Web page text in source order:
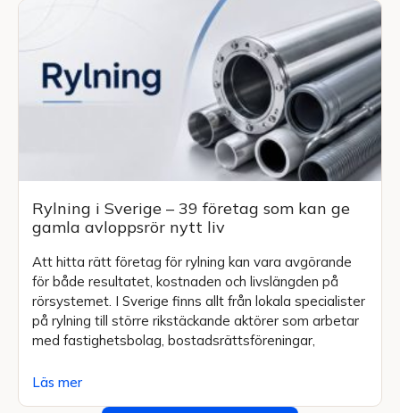
Rylning i Sverige – 39 företag som kan ge
gamla avloppsrör nytt liv
Att hitta rätt företag för rylning kan vara avgörande
för både resultatet, kostnaden och livslängden på
rörsystemet. I Sverige finns allt från lokala specialister
på rylning till större rikstäckande aktörer som arbetar
med fastighetsbolag, bostadsrättsföreningar,
Läs mer